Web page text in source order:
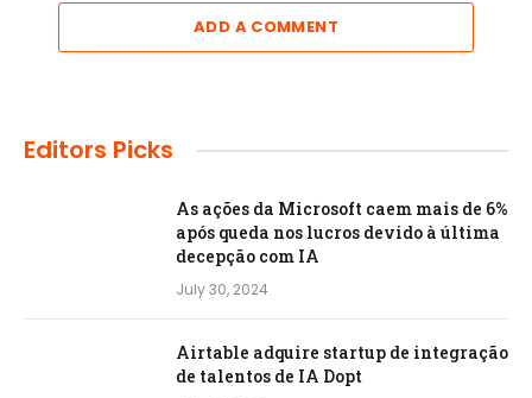
ADD A COMMENT
Editors Picks
As ações da Microsoft caem mais de 6%
após queda nos lucros devido à última
decepção com IA
July 30, 2024
Airtable adquire startup de integração
de talentos de IA Dopt